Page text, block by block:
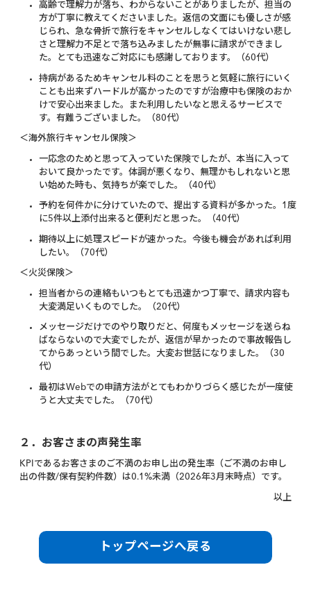
高齢で理解力が落ち、わからないことがありましたが、担当の
方が丁寧に教えてくださいました。返信の文面にも優しさが感
じられ、急な骨折で旅行をキャンセルしなくてはいけない悲し
さと理解力不足とで落ち込みましたが無事に請求ができまし
た。とても迅速なご対応にも感謝しております。（60代）
持病があるためキャンセル料のことを思うと気軽に旅行にいく
ことも出来ずハードルが高かったのですが治療中も保険のおか
けで安心出来ました。また利用したいなと思えるサービスで
す。有難うございました。（80代）
＜海外旅行キャンセル保険＞
一応念のためと思って入っていた保険でしたが、本当に入って
おいて良かったです。体調が悪くなり、無理かもしれないと思
い始めた時も、気持ちが楽でした。（40代）
予約を何件かに分けていたので、提出する資料が多かった。1度
に5件以上添付出来ると便利だと思った。（40代）
期待以上に処理スピードが速かった。今後も機会があれば利用
したい。（70代）
＜火災保険＞
担当者からの連絡もいつもとても迅速かつ丁寧で、請求内容も
大変満足いくものでした。（20代）
メッセージだけでのやり取りだと、何度もメッセージを送らね
ばならないので大変でしたが、返信が早かったので事故報告し
てからあっという間でした。大変お世話になりました。（30
代）
最初はWebでの申請方法がとてもわかりづらく感じたが一度使
うと大丈夫でした。（70代）
２．お客さまの声発生率
KPIであるお客さまのご不満のお申し出の発生率（ご不満のお申し
出の件数/保有契約件数）は0.1%未満（2026年3月末時点）です。
以上
トップページへ戻る